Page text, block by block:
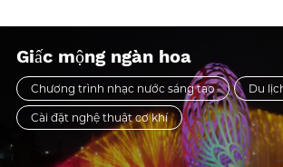
Giấc mộng ngàn hoa
Chương trình nhạc nước sáng tạo Du
Cài đặt nghệ thuật cơ khí